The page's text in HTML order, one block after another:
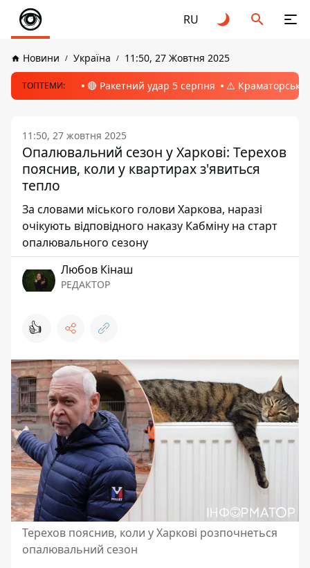
RU
Новини Україна 11:50, 27 Жовтня 2025
ТОПТЕМИ: 🔴 Ракетний удар 5 серпня ⚠️ Краматорськ,
11:50, 27 жовтня 2025
Опалювальний сезон у Харкові: Терехов
пояснив, коли у квартирах з'явиться
тепло
За словами міського голови Харкова, наразі
очікують відповідного наказу Кабміну на старт
опалювального сезону
Любов Кінаш
РЕДАКТОР
👍
Терехов пояснив, коли у Харкові розпочнеться
опалювальний сезон